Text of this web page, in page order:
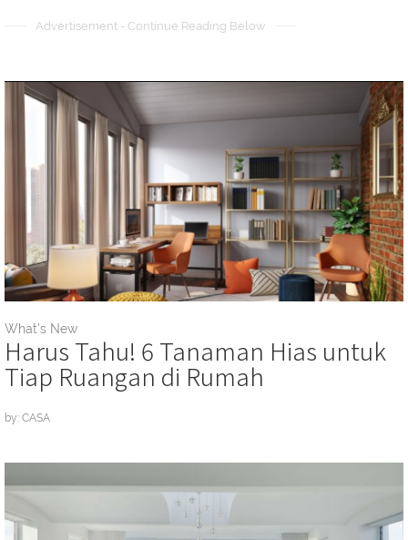
Advertisement - Continue Reading Below
What's New
Harus Tahu! 6 Tanaman Hias untuk
Tiap Ruangan di Rumah
by: CASA